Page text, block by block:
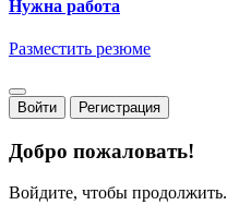
Нужна работа
Разместить резюме
Войти Регистрация
Добро пожаловать!
Войдите, чтобы продолжить.